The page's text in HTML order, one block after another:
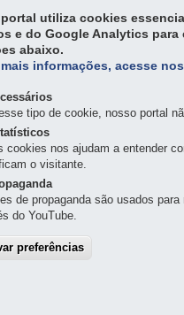
CONSELHO ESTADUAL
Palácio das Araucárias
Rua Jacy Loureiro de Campos,
80530-915-Curitiba
portal utiliza cookies
e do Google Analytics
abaixo.
mais informações, acesse
tipo de cookie, nosso portal
cookies nos ajudam a entender
o visitante.
de propaganda são usados
do YouTube.
preferências